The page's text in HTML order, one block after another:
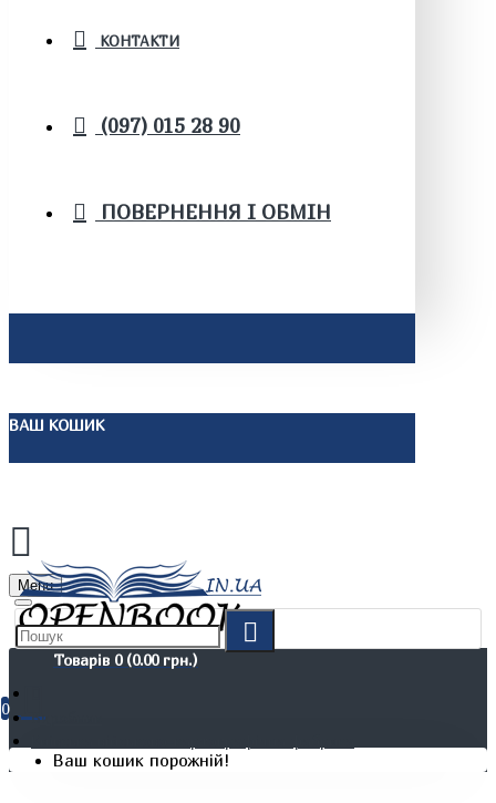
КОНТАКТИ
(097) 015 28 90
ПОВЕРНЕННЯ І ОБМІН
ВАШ КОШИК
Menu
Товарів 0 (0.00 грн.)
0
Ваш кошик порожній!
Виробник